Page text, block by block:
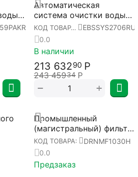
для
Автоматическая
система очистки воды
EcoBoss™ BSV-2706 Pro
[EBSSYS2706RU]
КОД ТОВАРА:
EBSSYS2706RU
0.0
В наличии
213 63290 Р
243 45934 Р
+
−
Промышленный
(магистральный) фильтр
Diron™ DR-1030 Pro Max
для очистки жидких
сред высокой
производительности [DR
КОД ТОВАРА:
DRNMF1030H
0.0
Предзаказ